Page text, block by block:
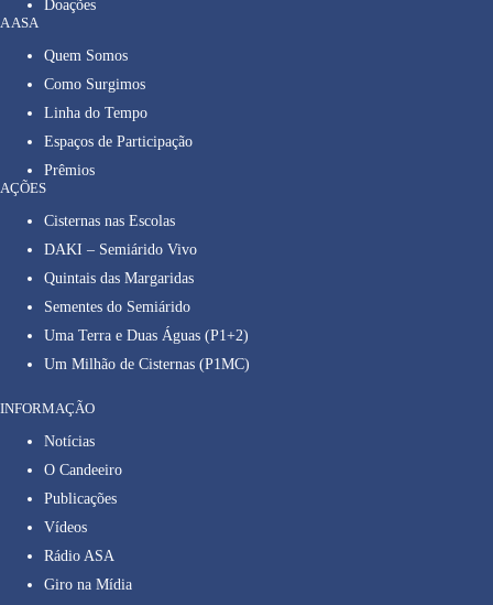
Doações
A ASA
Quem Somos
Como Surgimos
Linha do Tempo
Espaços de Participação
Prêmios
AÇÕES
Cisternas nas Escolas
DAKI – Semiárido Vivo
Quintais das Margaridas
Sementes do Semiárido
Uma Terra e Duas Águas (P1+2)
Um Milhão de Cisternas (P1MC)
INFORMAÇÃO
Notícias
O Candeeiro
Publicações
Vídeos
Rádio ASA
Giro na Mídia